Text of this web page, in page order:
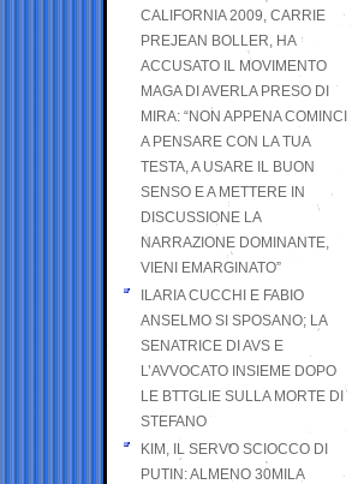
CALIFORNIA 2009, CARRIE
PREJEAN BOLLER, HA
ACCUSATO IL MOVIMENTO
MAGA DI AVERLA PRESO DI
MIRA: “NON APPENA COMINCI
A PENSARE CON LA TUA
TESTA, A USARE IL BUON
SENSO E A METTERE IN
DISCUSSIONE LA
NARRAZIONE DOMINANTE,
VIENI EMARGINATO”
ILARIA CUCCHI E FABIO
ANSELMO SI SPOSANO; LA
SENATRICE DI AVS E
L’AVVOCATO INSIEME DOPO
LE BTTGLIE SULLA MORTE DI
STEFANO
KIM, IL SERVO SCIOCCO DI
PUTIN: ALMENO 30MILA